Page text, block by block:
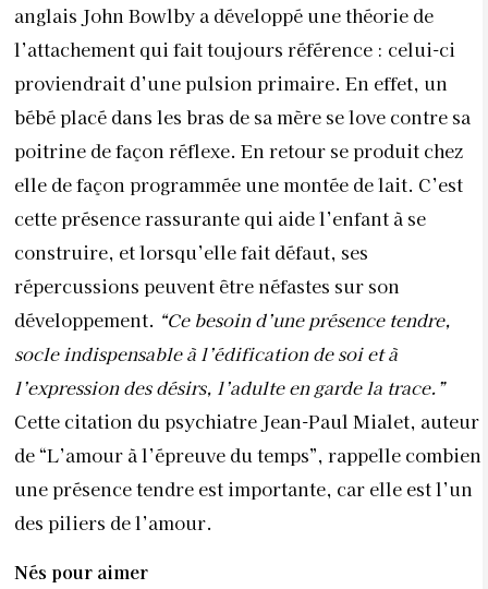
anglais John Bowlby a développé une théorie de
l’attachement qui fait toujours référence : celui-ci
proviendrait d’une pulsion primaire. En effet, un
bébé placé dans les bras de sa mère se love contre sa
poitrine de façon réflexe. En retour se produit chez
elle de façon programmée une montée de lait. C’est
cette présence rassurante qui aide l’enfant à se
construire, et lorsqu’elle fait défaut, ses
répercussions peuvent être néfastes sur son
développement. “Ce besoin d’une présence tendre,
socle indispensable à l’édification de soi et à
l’expression des désirs, l’adulte en garde la trace.”
Cette citation du psychiatre Jean-Paul Mialet, auteur
de “L’amour à l’épreuve du temps”, rappelle combien
une présence tendre est importante, car elle est l’un
des piliers de l’amour.
Nés pour aimer